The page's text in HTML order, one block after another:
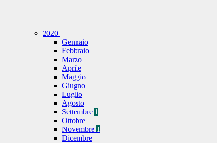
2020
Gennaio
Febbraio
Marzo
Aprile
Maggio
Giugno
Luglio
Agosto
Settembre 1
Ottobre
Novembre 1
Dicembre